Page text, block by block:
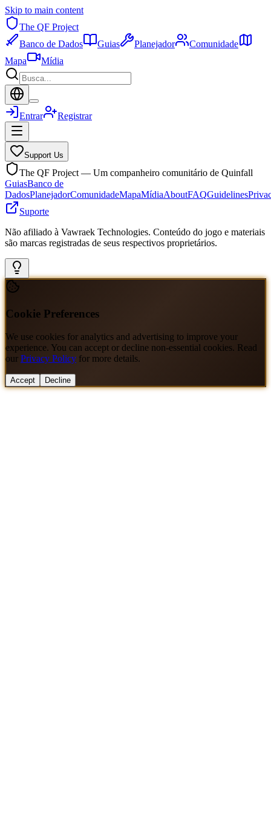
Skip to main content
The QF Project
Banco de Dados
Guias Planejador
Comunidade
Mapa
Mídia
Entrar Registrar
Support Us
The QF Project — Um companheiro comunitário de Quinfall
GuiasBanco de
DadosPlanejadorComunidadeMapaMídiaAboutFAQGuidelines
Suporte
Não afiliado à Vawraek Technologies. Conteúdo do jogo e materiais
são marcas registradas de seus respectivos proprietários.
Cookie Preferences
We use cookies for analytics and advertising to improve your
experience. You can accept or decline non-essential cookies. Read
our Privacy Policy for more details.
Accept Decline